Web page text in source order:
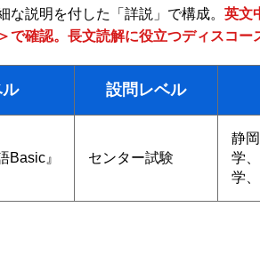
な説明を付した「詳説」で構成。英文
＞で確認。長文読解に役立つディスコー
設問レベル
Basic』 センター試験
静
学
学